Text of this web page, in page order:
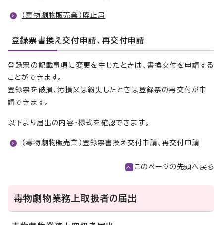
（毒物劇物販売業）廃止届
登録票書換え交付申請、再交付申請
登録票の記載事項に変更を生じたときは、書換交付を申請する
ことができます。
登録票を破損、汚損又は紛失したときは登録票の再交付が申
請できます。
以下より届出の内容・様式を確認できます。
（毒物劇物販売業）登録票書換え交付申請、再交付申請
このページの先頭へ戻る
毒物劇物業務上取扱者の届出